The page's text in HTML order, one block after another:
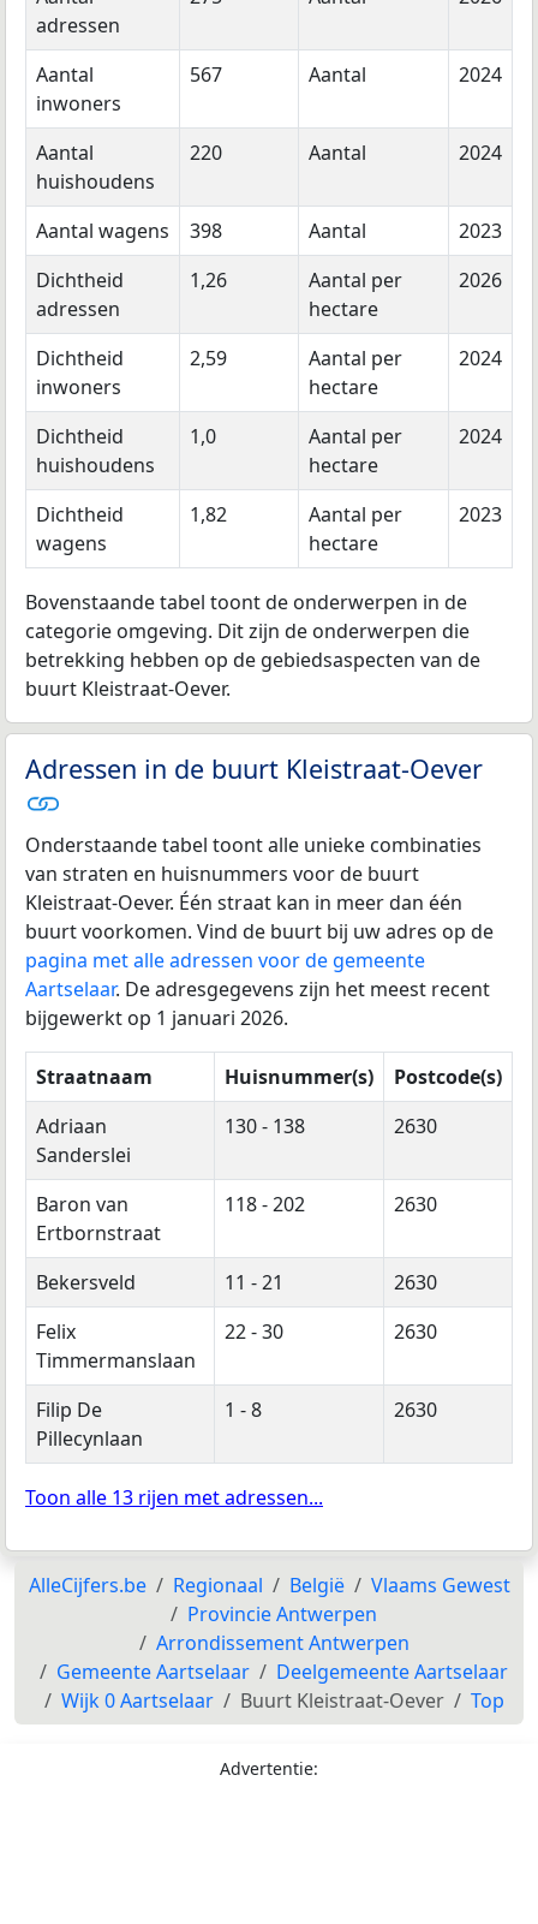
adressen
Aantal
inwoners
567 Aantal 2024
Aantal
huishoudens
220 Aantal 2024
Aantal wagens 398 Aantal
2023
Dichtheid
adressen
1,26
Aantal per
hectare
2026
Dichtheid
inwoners
2,59
Aantal per
hectare
2024
Dichtheid
huishoudens
1,0
Aantal per
hectare
2024
Dichtheid
wagens
1,82
Aantal per
hectare
2023
Bovenstaande tabel toont de onderwerpen in de
categorie omgeving. Dit zijn de onderwerpen die
betrekking hebben op de gebiedsaspecten van de
buurt Kleistraat-Oever.
Adressen in de buurt Kleistraat-Oever
Onderstaande tabel toont alle unieke combinaties
van straten en huisnummers voor de buurt
Kleistraat-Oever. Één straat kan in meer dan één
buurt voorkomen. Vind de buurt bij uw adres op de
pagina met alle adressen voor de gemeente
Aartselaar. De adresgegevens zijn het meest recent
bijgewerkt op 1 januari 2026.
Straatnaam Huisnummer(s)
Postcode(s)
Adriaan
Sanderslei
130 - 138 2630
Baron van
Ertbornstraat
118 - 202 2630
Bekersveld 11 - 21
2630
Felix
Timmermanslaan
22 - 30 2630
Filip De
Pillecynlaan
1 - 8 2630
Toon alle 13 rijen met adressen...
AlleCijfers.be Regionaal België
Vlaams Gewest
Provincie Antwerpen
Arrondissement Antwerpen
Gemeente Aartselaar
Deelgemeente Aartselaar
Wijk 0 Aartselaar
Buurt Kleistraat-Oever Top
Advertentie: